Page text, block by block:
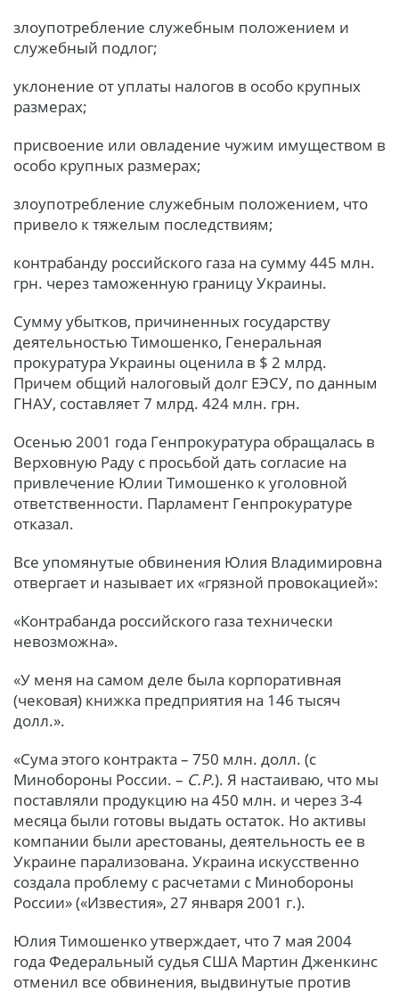
злоупотребление служебным положением и
служебный подлог;
уклонение от уплаты налогов в особо крупных
размерах;
присвоение или овладение чужим имуществом в
особо крупных размерах;
злоупотребление служебным положением, что
привело к тяжелым последствиям;
контрабанду российского газа на сумму 445 млн.
грн. через таможенную границу Украины.
Сумму убытков, причиненных государству
деятельностью Тимошенко, Генеральная
прокуратура Украины оценила в $ 2 млрд.
Причем общий налоговый долг ЕЭСУ, по данным
ГНАУ, составляет 7 млрд. 424 млн. грн.
Осенью 2001 года Генпрокуратура обращалась в
Верховную Раду с просьбой дать согласие на
привлечение Юлии Тимошенко к уголовной
ответственности. Парламент Генпрокуратуре
отказал.
Все упомянутые обвинения Юлия Владимировна
отвергает и называет их «грязной провокацией»:
«Контрабанда российского газа технически
невозможна».
«У меня на самом деле была корпоративная
(чековая) книжка предприятия на 146 тысяч
долл.».
«Сума этого контракта – 750 млн. долл. (с
Минобороны России. – С.Р.). Я настаиваю, что мы
поставляли продукцию на 450 млн. и через 3-4
месяца были готовы выдать остаток. Но активы
компании были арестованы, деятельность ее в
Украине парализована. Украина искусственно
создала проблему с расчетами с Минобороны
России» («Известия», 27 января 2001 г.).
Юлия Тимошенко утверждает, что 7 мая 2004
года Федеральный судья США Мартин Дженкинс
отменил все обвинения, выдвинутые против